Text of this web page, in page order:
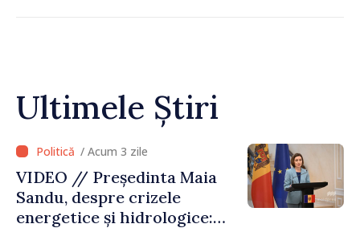
Ultimele Știri
/ Acum 3 zile
VIDEO // Președinta Maia
Sandu, despre crizele
energetice și hidrologice: